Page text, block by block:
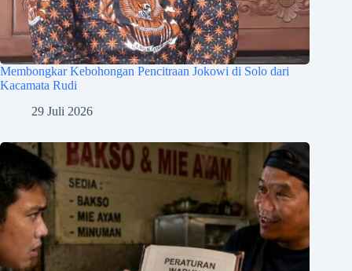
Membongkar Kebohongan Pencitraan Jokowi di Solo dari
Kacamata Rudi
29 Juli 2026